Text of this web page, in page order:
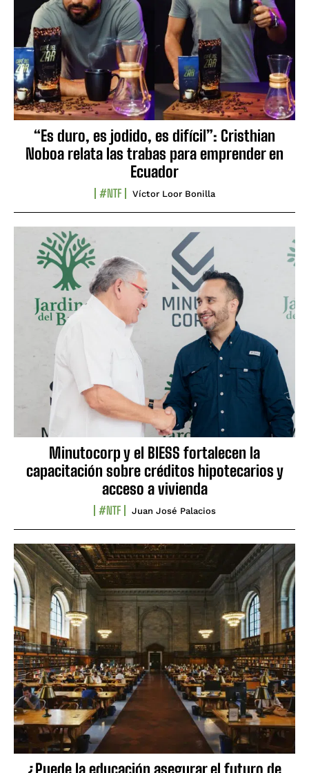
“Es duro, es jodido, es difícil”: Cristhian
Noboa relata las trabas para emprender en
Ecuador
#NTF Víctor Loor Bonilla
Minutocorp y el BIESS fortalecen la
capacitación sobre créditos hipotecarios y
acceso a vivienda
#NTF Juan José Palacios
¿Puede la educación asegurar el futuro de